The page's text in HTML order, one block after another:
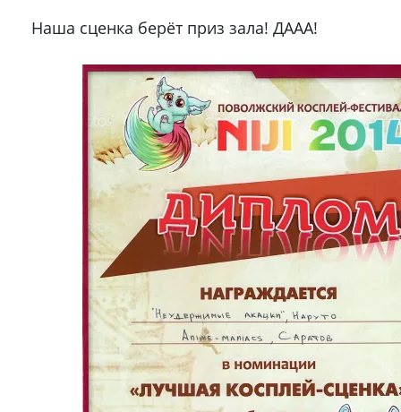
Наша сценка берёт приз зала! ДААА!